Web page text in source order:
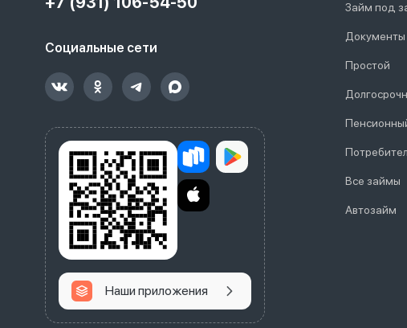
Социальные сети
Наши приложения
Займ под
Документы
Простой
Все займы
Автозайм